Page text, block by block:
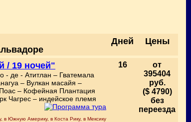
Дней Цены
/ 19 ночей"
- де - Атитлан – Гватемала
– Вулкан масайя –
– Кофейная Плантация
Чагрес – индейское племя
в Южную Америку, в Коста Рику, в Мексику
16
от
395404
руб.
($ 4790)
без
переезда